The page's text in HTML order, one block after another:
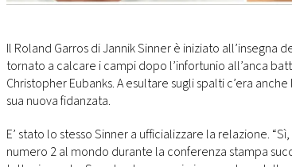
DI
RMC
CONSIGLIA
Il Roland Garros di Jannik Sinner è iniziato all’insegna
tornato a calcare i campi dopo l’infortunio all’anca
Christopher Eubanks. A esultare sugli spalti c’era
sua nuova fidanzata.
E’ stato lo stesso Sinner a ufficializzare la relazione.
numero 2 al mondo durante la conferenza stampa